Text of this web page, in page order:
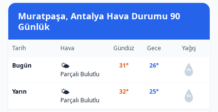
Muratpaşa, Antalya Hava Durumu 90
Günlük
Tarih Hava Gündüz Gece Yağış
Bugün 🌤️
Parçalı Bulutlu
31° 26°
0%
Yarın 🌤️
Parçalı Bulutlu
32° 25°
0%